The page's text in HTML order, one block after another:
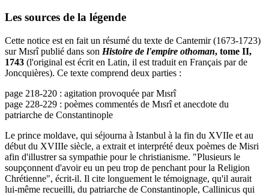
Les sources de la légende
Cette notice est en fait un résumé du texte de Cantemir (1673-1723)
sur Mısrî publié dans son Histoire de l'empire othoman, tome II,
1743 (l'original est écrit en Latin, il est traduit en Français par de
Joncquières). Ce texte comprend deux parties :
page 218-220 : agitation provoquée par Mısrî
page 228-229 : poèmes commentés de Mısrî et anecdote du
patriarche de Constantinople
Le prince moldave, qui séjourna à Istanbul à la fin du XVIIe et au
début du XVIIIe siècle, a extrait et interprété deux poèmes de Misri
afin d'illustrer sa sympathie pour le christianisme. "Plusieurs le
soupçonnent d'avoir eu un peu trop de penchant pour la Religion
Chrétienne", écrit-il. Il cite longuement le témoignage, qu'il aurait
lui-même recueilli, du patriarche de Constantinople, Callinicus qui